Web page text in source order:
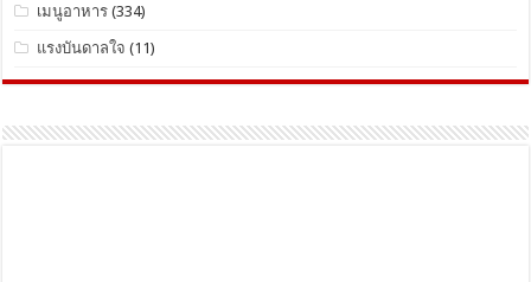
เมนูอาหาร (334)
แรงบันดาลใจ (11)